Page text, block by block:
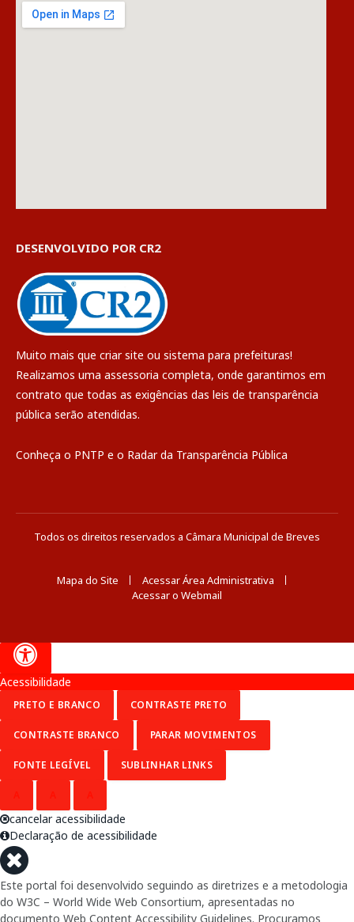
DESENVOLVIDO POR CR2
Muito mais que criar site ou sistema para prefeituras!
Realizamos uma assessoria completa, onde garantimos em
contrato que todas as exigências das leis de transparência
pública serão atendidas.
Conheça o PNTP e o Radar da Transparência Pública
Todos os direitos reservados a Câmara Municipal de Breves
Mapa do Site
Acessar Área Administrativa
Acessar o Webmail
Acessibilidade
PRETO E BRANCO CONTRASTE PRETO
CONTRASTE BRANCO PARAR MOVIMENTOS
FONTE LEGÍVEL SUBLINHAR LINKS
cancelar acessibilidade
Declaração de acessibilidade
Este portal foi desenvolvido seguindo as diretrizes e a metodologia
do W3C – World Wide Web Consortium, apresentadas no
documento Web Content Accessibility Guidelines. Procuramos